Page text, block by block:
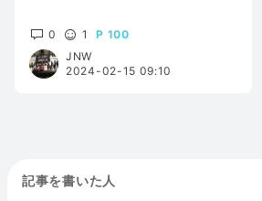
0 1
100
JNW
2024-02-15 09:10
記事を書いた人